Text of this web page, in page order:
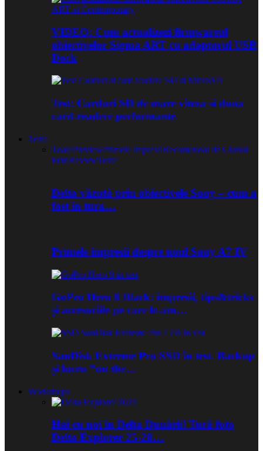
VIDEO: Cum actualizezi firmwareul
obiectivelor Sigma ART cu adaptorul USB
Dock
Test: Carduri SD de mare viteza si doua
card-readere performante
Teste
ToatePreviewPrimele impresiiRecomandat de Clubul
FotoReviewTeste
Delta văzută prin obiectivele Sony – cum a
fost în tura…
Primele impresii despre noul Sony A7 IV
GoPro Hero 8 Black: impresii, tips&tricks
și accesoriile pe care le-am…
SanDisk Extreme Pro SSD în test. Backup
și lucru ”on the…
Workshops
Hai cu noi în Delta Dunării! Tură foto
Delta Explorer 25-28…